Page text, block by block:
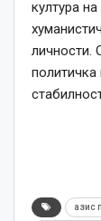
култура
личности.
политичка
азис